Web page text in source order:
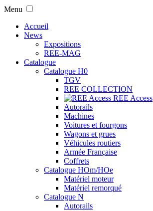
Menu
Accueil
News
Expositions
REE-MAG
Catalogue
Catalogue H0
TGV
REE COLLECTION
REE Access
Autorails
Machines
Voitures et fourgons
Wagons et grues
Véhicules routiers
Armée Française
Coffrets
Catalogue HOm/HOe
Matériel moteur
Matériel remorqué
Catalogue N
Autorails